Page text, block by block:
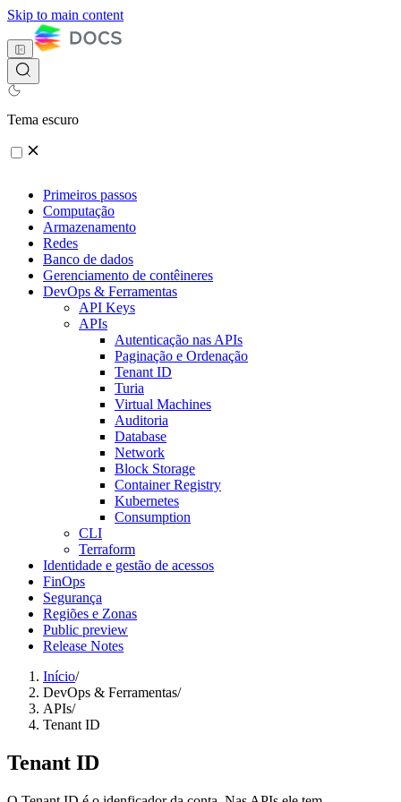
Skip to main content
Tema escuro
Primeiros passos
Computação
Armazenamento
Redes
Banco de dados
Gerenciamento de contêineres
DevOps & Ferramentas
API Keys
APIs
Autenticação nas APIs
Paginação e Ordenação
Tenant ID
Turia
Virtual Machines
Auditoria
Database
Network
Block Storage
Container Registry
Kubernetes
Consumption
CLI
Terraform
Identidade e gestão de acessos
FinOps
Segurança
Regiões e Zonas
Public preview
Release Notes
Início/
DevOps & Ferramentas/
APIs/
Tenant ID
Tenant ID